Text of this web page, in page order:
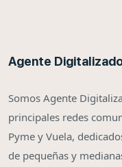
Agente
Somos Agente
principales redes
Pyme y Vuela,
de pequeñas y